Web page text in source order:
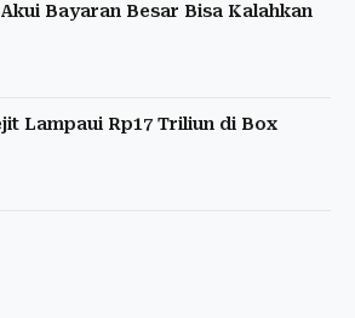
Bayaran Besar Bisa Kalahkan
Lampaui Rp17 Triliun di Box